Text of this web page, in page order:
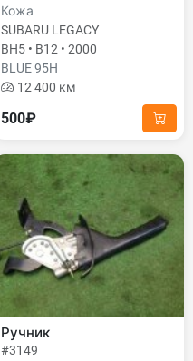
Кожа
SUBARU LEGACY
BH5 • B12 • 2000
BLUE 95H
12 400 км
500₽
Ручник
#3149